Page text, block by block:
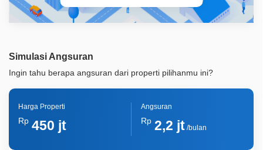
Simulasi Angsuran
Ingin tahu berapa angsuran dari properti pilihanmu ini?
Harga Properti
Rp 450 jt
Angsuran
Rp 2,2 jt/bulan